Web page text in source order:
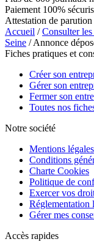
Paiement 100%
Attestation de
Accueil /Consulter
Seine / Annonce
Fiches pratiques et
Créer son
Gérer son
Fermer son
Toutes nos
Notre société
Mentions légales
Conditions
Charte Cookies
Politique de
Exercer vos
Réglementation
Gérer mes
Accès rapides